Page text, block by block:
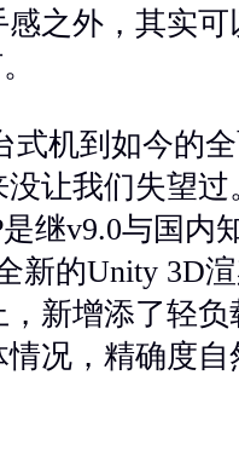
之外，其实
式机到如今的
让我们失望过
是继v9.0与国内
新的Unity 3D
新增添了轻负
况，精确度